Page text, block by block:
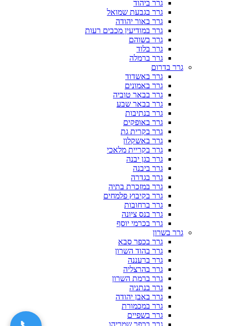
גרר ביהוד
גרר בגבעת שמואל
גרר באור יהודה
גרר במודיעין מכבים רעות
גרר בשוהם
גרר בלוד
גרר ברמלה
גרר בדרום
גרר באשדוד
גרר באמונים
גרר בבאר טוביה
גרר בבאר שבע
גרר בנתיבות
גרר באופקים
גרר בקרית גת
גרר באשקלון
גרר בקריית מלאכי
גרר בגן יבנה
גרר ביבנה
גרר בגדרה
גרר במזכרת בתיה
גרר בקיבוץ פלמחים
גרר ברחובות
גרר בנס ציונה
גרר בכרמי יוסף
גרר בשרון
גרר בכפר סבא
גרר בהוד השרון
גרר ברעננה
גרר בהרצליה
גרר ברמת השרון
גרר בנתניה
גרר באבן יהודה
גרר במכמורת
גרר בשפיים
גרר בכפר שמריהו